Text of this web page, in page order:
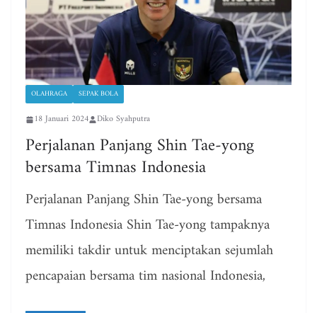
OLAHRAGA SEPAK BOLA
18 Januari 2024 Diko Syahputra
Perjalanan Panjang Shin Tae-yong
bersama Timnas Indonesia
Perjalanan Panjang Shin Tae-yong bersama
Timnas Indonesia Shin Tae-yong tampaknya
memiliki takdir untuk menciptakan sejumlah
pencapaian bersama tim nasional Indonesia,